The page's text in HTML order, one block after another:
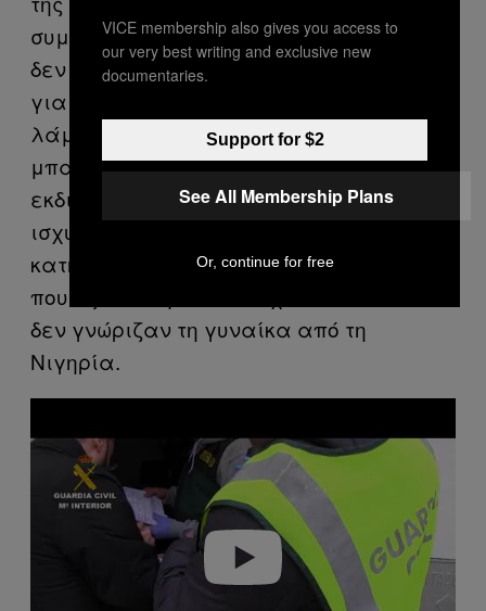
συμβούλιο σημείωσε, επίσης, ότι η ίδια
δεν προσκόμισε αποδεικτικό τράπεζας
για τα χρήματα που φέρεται να
λάμβανε ούτε θυμόταν το όνομα του
μπαρ και του ξενοδοχείου όπου
εκδιδόταν. Κατέληξε έτσι ότι οι
ισχυρισμοί της διαψεύδονται από τους
κατηγορούμενους και τους μάρτυρες
που εξετάστηκαν και σχεδόν είπαν ότι
δεν γνώριζαν τη γυναίκα από τη
Νιγηρία.
a
VICE membership also gives you access to
our very best writing and exclusive new
documentaries.
Support for $2
See All Membership Plans
Or, continue for free